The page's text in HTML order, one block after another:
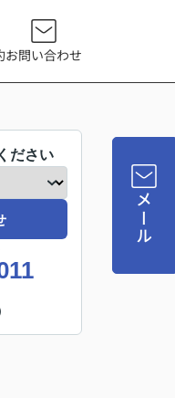
お問い合わせ
メール
ださい